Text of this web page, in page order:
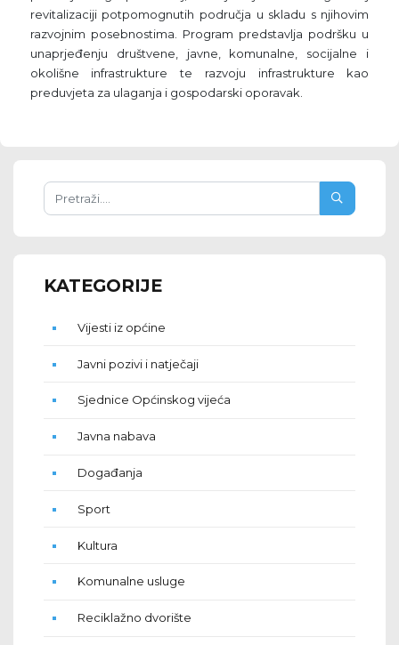
revitalizaciji potpomognutih područja u skladu s njihovim
razvojnim posebnostima. Program predstavlja podršku u
unaprjeđenju društvene, javne, komunalne, socijalne i
okolišne infrastrukture te razvoju infrastrukture kao
preduvjeta za ulaganja i gospodarski oporavak.
KATEGORIJE
Vijesti iz općine
Javni pozivi i natječaji
Sjednice Općinskog vijeća
Javna nabava
Događanja
Sport
Kultura
Komunalne usluge
Reciklažno dvorište